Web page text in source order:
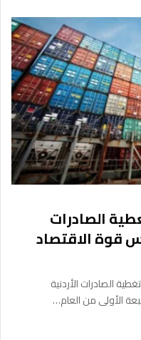
الصادرات
قوة الاقتصاد
الصادرات الأردنية